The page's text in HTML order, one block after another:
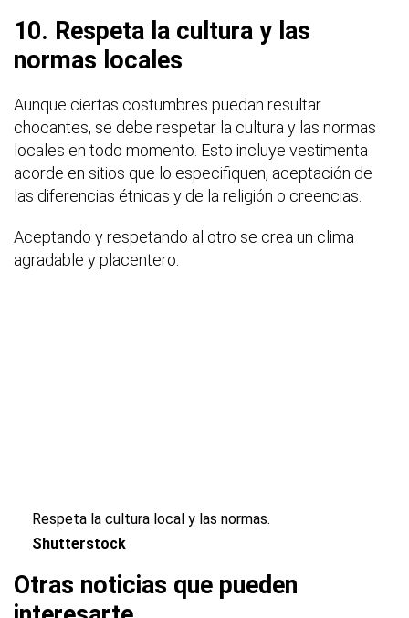
10. Respeta la cultura y las
normas locales
Aunque ciertas costumbres puedan resultar
chocantes, se debe respetar la cultura y las normas
locales en todo momento. Esto incluye vestimenta
acorde en sitios que lo especifiquen, aceptación de
las diferencias étnicas y de la religión o creencias.
Aceptando y respetando al otro se crea un clima
agradable y placentero.
Respeta la cultura local y las normas.
Shutterstock
Otras noticias que pueden